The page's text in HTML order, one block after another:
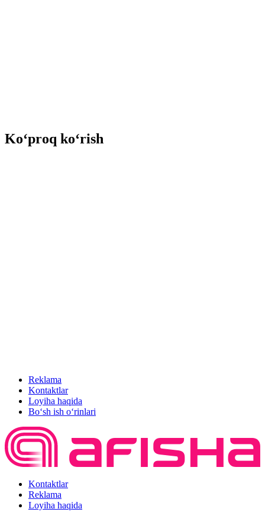
Ko‘proq ko‘rish
Reklama
Kontaktlar
Loyiha haqida
Bo‘sh ish o‘rinlari
Kontaktlar
Reklama
Loyiha haqida